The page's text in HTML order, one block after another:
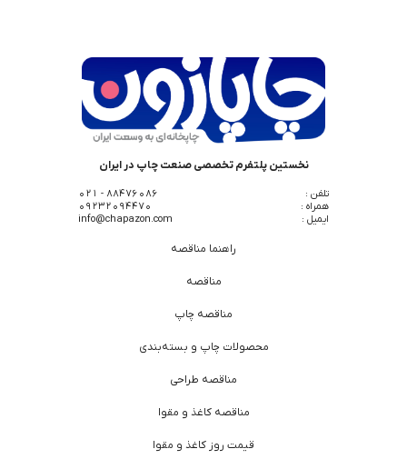
نخستین پلتفرم تخصصی صنعت چاپ در ایران
تلفن :
88476086 - 021
همراه :
09232094470
ایمیل :
info@chapazon.com
راهنما مناقصه
مناقصه
مناقصه چاپ
محصولات چاپ و بسته‌بندی
مناقصه طراحی
مناقصه کاغذ و مقوا
قیمت روز کاغذ و مقوا